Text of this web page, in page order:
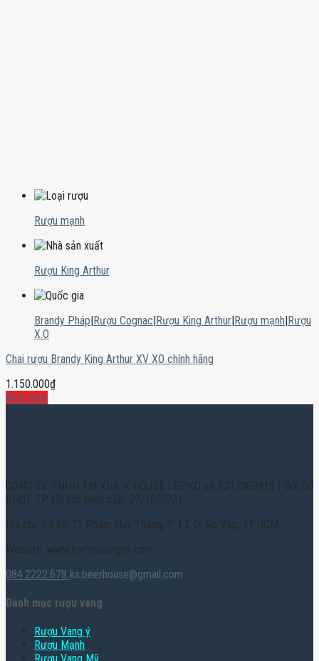
Rượu mạnh
Rượu King Arthur
Brandy Pháp|Rượu Cognac|Rượu King Arthur|Rượu mạnh|Rượu
X.O
Chai rượu Brandy King Arthur XV XO chính hãng
1.150.000₫
Mua ngay
CÔNG TY TNHH TM XNK K HOUSE - GPKD số 0317003916 | Bởi Sở
KHĐT TP. Hồ Chí Minh cấp: 29/10/2021
Địa chỉ: Số 69-71 Phạm Huy Thông, P. 17, Q. Gò Vấp, TPHCM
Website: www.hamruoungon.com
084.2222.678 ks.beerhouse@gmail.com
Danh mục rượu vang
Rượu Vang ý
Rượu Mạnh